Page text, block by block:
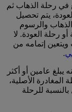
رحلة الذهاب ثم
يتم تحصيل
والرسوم
أو رحلة العودة. لا
ويتعين إتمامه من
.
عامين أو أكثر
الأصلية،
للرحلة